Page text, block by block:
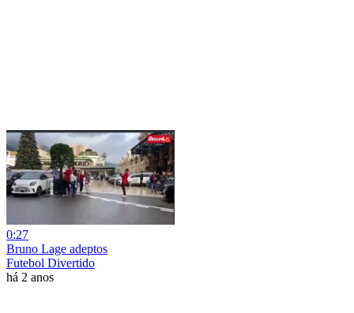
0:27
Bruno Lage adeptos
Futebol Divertido
há 2 anos